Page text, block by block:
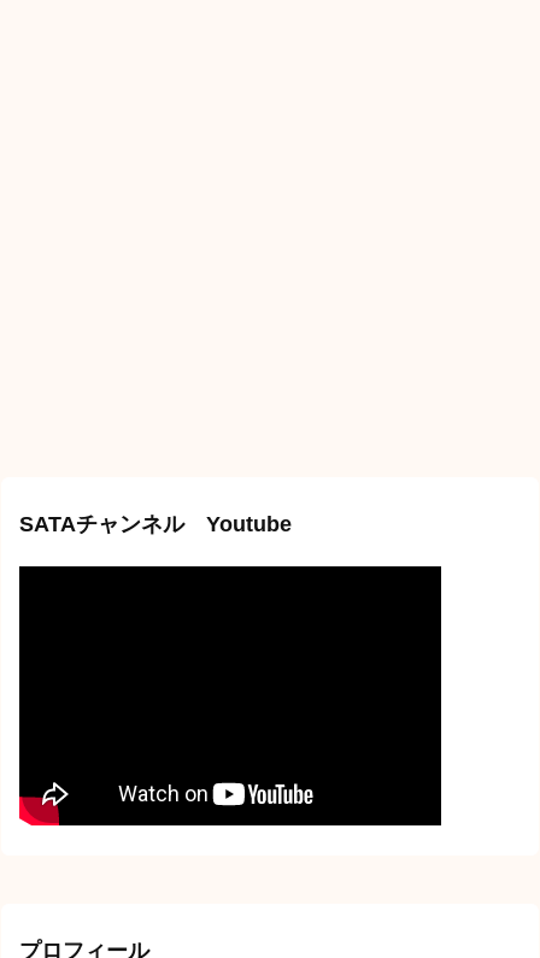
SATAチャンネル Youtube
プロフィール